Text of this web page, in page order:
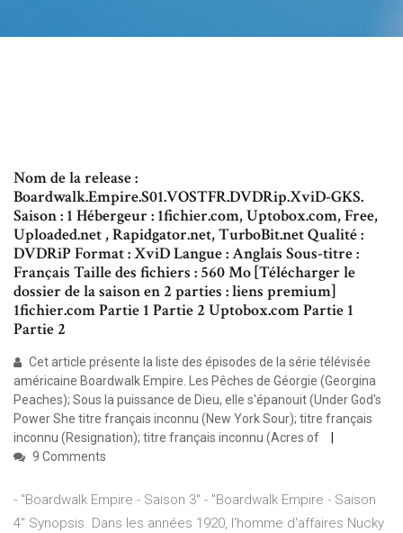
Nom de la release :
Boardwalk.Empire.S01.VOSTFR.DVDRip.XviD-GKS.
Saison : 1 Hébergeur : 1fichier.com, Uptobox.com, Free,
Uploaded.net , Rapidgator.net, TurboBit.net Qualité :
DVDRiP Format : XviD Langue : Anglais Sous-titre :
Français Taille des fichiers : 560 Mo [Télécharger le
dossier de la saison en 2 parties : liens premium]
1fichier.com Partie 1 Partie 2 Uptobox.com Partie 1
Partie 2
Cet article présente la liste des épisodes de la série télévisée
américaine Boardwalk Empire. Les Pêches de Géorgie (Georgina
Peaches); Sous la puissance de Dieu, elle s'épanouit (Under God's
Power She titre français inconnu (New York Sour); titre français
inconnu (Resignation); titre français inconnu (Acres of
9 Comments
- "Boardwalk Empire - Saison 3" - "Boardwalk Empire - Saison
4" Synopsis. Dans les années 1920, l'homme d'affaires Nucky